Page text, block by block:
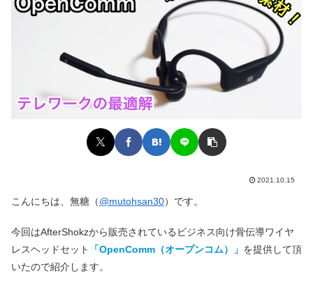
2021.10.15
こんにちは、無糖（@mutohsan30）です。
今回はAfterShokzから販売されているビジネス向け骨伝導ワイヤ
レスヘッドセット
「OpenComm（オープンコム）」 を提供して頂
いたので紹介します。